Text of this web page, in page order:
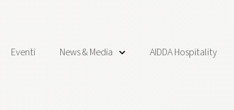
Eventi News & Media AIDDA Hospitality